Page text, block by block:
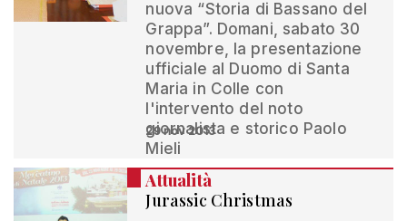
nuova “Storia di Bassano del
Grappa”. Domani, sabato 30
novembre, la presentazione
ufficiale al Duomo di Santa
Maria in Colle con
l'intervento del noto
giornalista e storico Paolo
Mieli
29 nov 2013
Attualità
Jurassic Christmas